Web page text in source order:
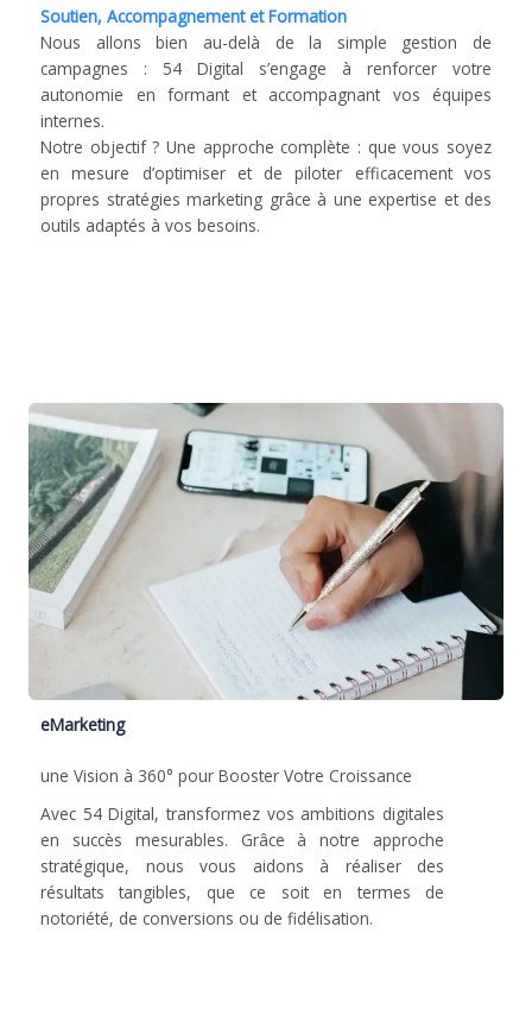
Soutien, Accompagnement et Formation
Nous allons bien au-delà de la simple gestion de
campagnes : 54 Digital s’engage à renforcer votre
autonomie en formant et accompagnant vos équipes
internes.
Notre objectif ? Une approche complète : que vous soyez
en mesure d’optimiser et de piloter efficacement vos
propres stratégies marketing grâce à une expertise et des
outils adaptés à vos besoins.
eMarketing
une Vision à 360° pour Booster Votre Croissance
Avec 54 Digital, transformez vos ambitions digitales
en succès mesurables. Grâce à notre approche
stratégique, nous vous aidons à réaliser des
résultats tangibles, que ce soit en termes de
notoriété, de conversions ou de fidélisation.